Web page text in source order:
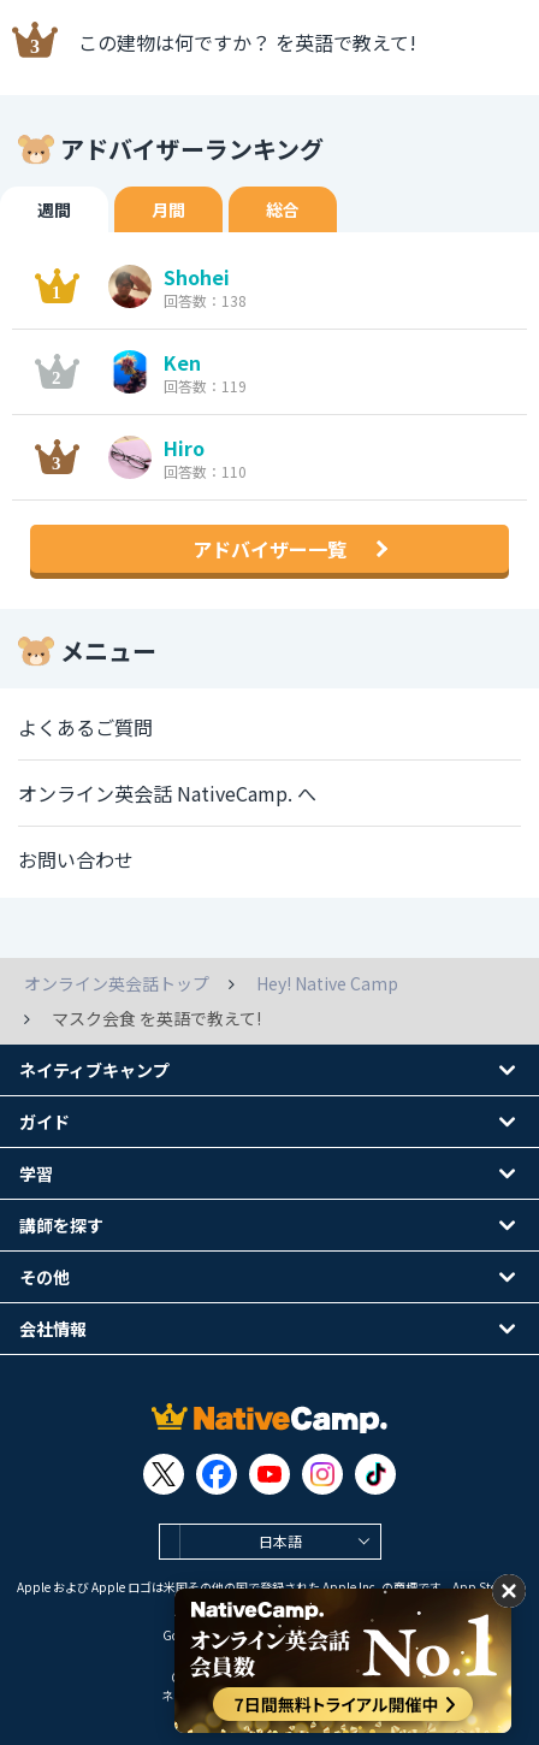
この建物は何ですか？ を英語で教えて!
アドバイザーランキング
週間 月間 総合
Shohei
回答数：138
Ken
回答数：119
Hiro
回答数：110
アドバイザー一覧
メニュー
よくあるご質問
オンライン英会話 NativeCamp. へ
お問い合わせ
オンライン英会話トップ
Hey! Native Camp
マスク会食 を英語で教えて!
日本語
Apple および Apple ロゴは米国その他の国で登録された Apple Inc. の商標です。App Store は
Apple Inc. のサービスマークです。
Google Play は Google LLC の商標です。
Copyright © 2026 オンライン英会話
ネイティブキャンプ All Rights Reserved.
ネイティブキャンプ
ガイド
学習
講師を探す
その他
会社情報